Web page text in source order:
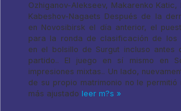
Ozhiganov-Alekseev, Makarenko Katic,
Kabeshov-Nagaets Después de la
en Novosibirsk el día anterior, el
para la ronda de clasificación de los
en el bolsillo de Surgut incluso antes
partido.. El juego en sí mismo en
impresiones mixtas.. Un lado,
de su propio matrimonio no le permitió
más ajustado leer m?s »